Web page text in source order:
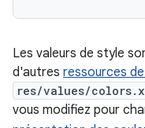
Les valeurs de style
d'autres ressources
res/values/
vous modifiez pour